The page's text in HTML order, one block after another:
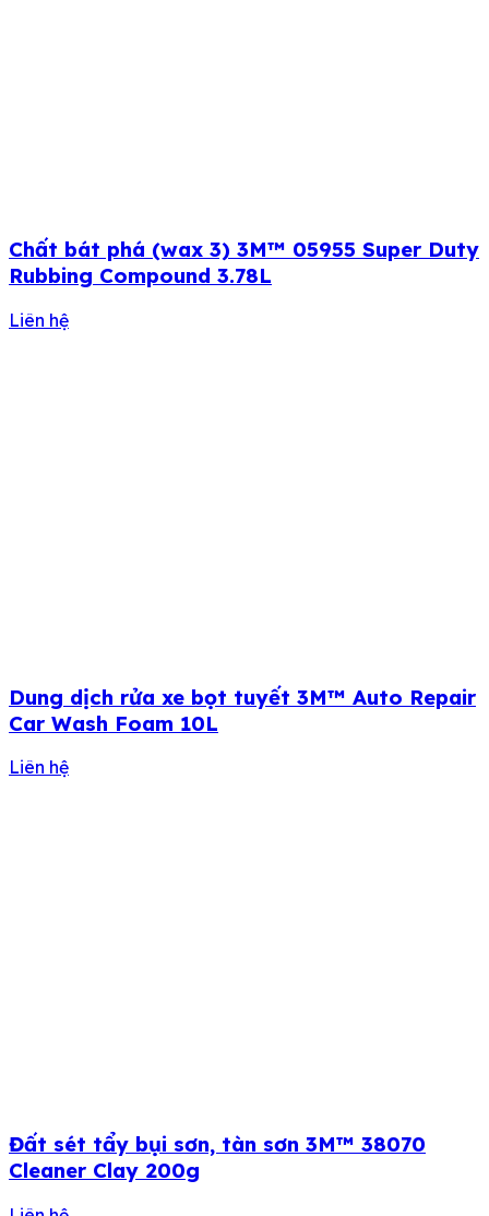
Chất bát phá (wax 3) 3M™ 05955 Super Duty
Rubbing Compound 3.78L
Liên hệ
Dung dịch rửa xe bọt tuyết 3M™ Auto Repair
Car Wash Foam 10L
Liên hệ
Đất sét tẩy bụi sơn, tàn sơn 3M™ 38070
Cleaner Clay 200g